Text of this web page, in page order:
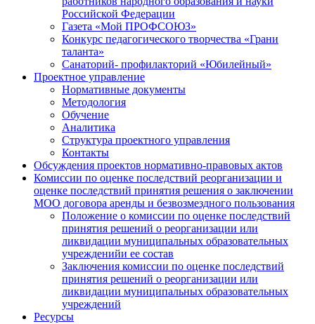
Российской Федерации
Газета «Мой ПРОФСОЮЗ»
Конкурс педагогического творчества «Грани
таланта»
Санаторий- профилакторий «Юбилейный»
Проектное управление
Нормативные документы
Методология
Обучение
Аналитика
Структура проектного управления
Контакты
Обсуждения проектов нормативно-правовых актов
Комиссии по оценке последствий реорганизации и
оценке последствий принятия решения о заключении
МОО договора аренды и безвозмездного пользования
Положение о комиссии по оценке последствий
принятия решений о реорганизации или
ликвидации муниципальных образовательных
учрежденийи ее состав
Заключения комиссии по оценке последствий
принятия решений о реорганизации или
ликвидации муниципальных образовательных
учреждений
Ресурсы